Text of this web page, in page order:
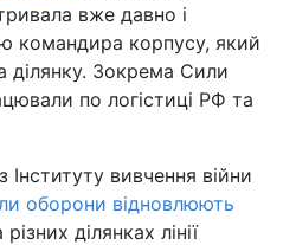
вже давно і
командира корпусу, який
ділянку. Зокрема Сили
по логістиці РФ та
вивчення війни
оборони відновлюють
різних ділянках лінії